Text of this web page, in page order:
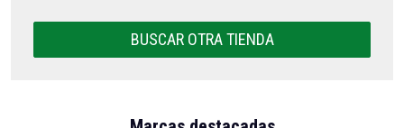
BUSCAR OTRA TIENDA